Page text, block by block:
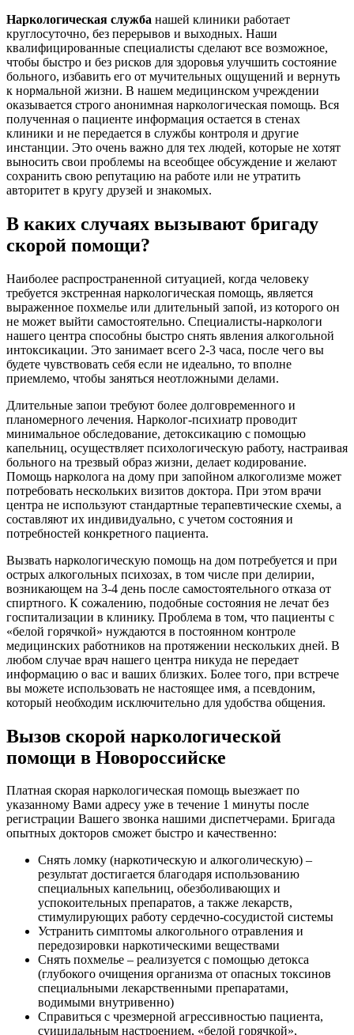
Наркологическая служба нашей клиники работает
круглосуточно, без перерывов и выходных. Наши
квалифицированные специалисты сделают все возможное,
чтобы быстро и без рисков для здоровья улучшить состояние
больного, избавить его от мучительных ощущений и вернуть
к нормальной жизни. В нашем медицинском учреждении
оказывается строго анонимная наркологическая помощь. Вся
полученная о пациенте информация остается в стенах
клиники и не передается в службы контроля и другие
инстанции. Это очень важно для тех людей, которые не хотят
выносить свои проблемы на всеобщее обсуждение и желают
сохранить свою репутацию на работе или не утратить
авторитет в кругу друзей и знакомых.
В каких случаях вызывают бригаду
скорой помощи?
Наиболее распространенной ситуацией, когда человеку
требуется экстренная наркологическая помощь, является
выраженное похмелье или длительный запой, из которого он
не может выйти самостоятельно. Специалисты-наркологи
нашего центра способны быстро снять явления алкогольной
интоксикации. Это занимает всего 2-3 часа, после чего вы
будете чувствовать себя если не идеально, то вполне
приемлемо, чтобы заняться неотложными делами.
Длительные запои требуют более долговременного и
планомерного лечения. Нарколог-психиатр проводит
минимальное обследование, детоксикацию с помощью
капельниц, осуществляет психологическую работу, настраивая
больного на трезвый образ жизни, делает кодирование.
Помощь нарколога на дому при запойном алкоголизме может
потребовать нескольких визитов доктора. При этом врачи
центра не используют стандартные терапевтические схемы, а
составляют их индивидуально, с учетом состояния и
потребностей конкретного пациента.
Вызвать наркологическую помощь на дом потребуется и при
острых алкогольных психозах, в том числе при делирии,
возникающем на 3-4 день после самостоятельного отказа от
спиртного. К сожалению, подобные состояния не лечат без
госпитализации в клинику. Проблема в том, что пациенты с
«белой горячкой» нуждаются в постоянном контроле
медицинских работников на протяжении нескольких дней. В
любом случае врач нашего центра никуда не передает
информацию о вас и ваших близких. Более того, при встрече
вы можете использовать не настоящее имя, а псевдоним,
который необходим исключительно для удобства общения.
Вызов скорой наркологической
помощи в Новороссийске
Платная скорая наркологическая помощь выезжает по
указанному Вами адресу уже в течение 1 минуты после
регистрации Вашего звонка нашими диспетчерами. Бригада
опытных докторов сможет быстро и качественно:
Снять ломку (наркотическую и алкоголическую) –
результат достигается благодаря использованию
специальных капельниц, обезболивающих и
успокоительных препаратов, а также лекарств,
стимулирующих работу сердечно-сосудистой системы
Устранить симптомы алкогольного отравления и
передозировки наркотическими веществами
Снять похмелье – реализуется с помощью детокса
(глубокого очищения организма от опасных токсинов
специальными лекарственными препаратами,
водимыми внутривенно)
Справиться с чрезмерной агрессивностью пациента,
суицидальным настроением, «белой горячкой»,